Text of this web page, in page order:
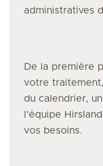
administratives
De la première
votre
du calendrier,
l’équipe
vos besoins.